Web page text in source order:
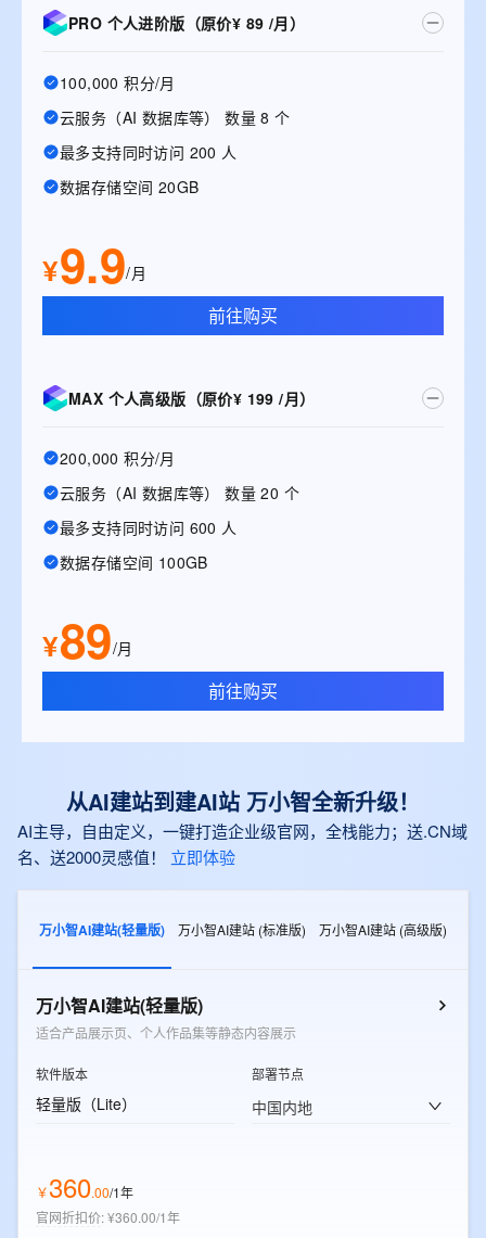
PRO 个人进阶版（原价¥ 89 /月）
100,000 积分/月
云服务（AI 数据库等） 数量 8 个
最多支持同时访问 200 人
数据存储空间 20GB
¥9.9/月
前往购买
MAX 个人高级版（原价¥ 199 /月）
200,000 积分/月
云服务（AI 数据库等） 数量 20 个
最多支持同时访问 600 人
数据存储空间 100GB
¥89/月
前往购买
从AI建站到建AI站 万小智全新升级！
AI主导，自由定义，一键打造企业级官网，全栈能力；送.CN域
名、送2000灵感值！
立即体验
万小智AI建站(轻量版) 万小智AI建站 (标准版) 万小智AI建站 (高级版)
万小智AI建站(轻量版)
适合产品展示页、个人作品集等静态内容展示
软件版本
轻量版（Lite）
部署节点
中国内地
￥360.00/1年
官网折扣价:¥360.00/1年